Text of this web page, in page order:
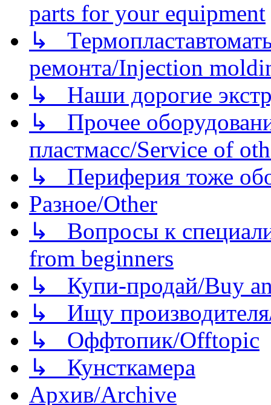
parts for your equipment
↳
ремонта/Injection
↳ Наши дорогие
↳ Прочее
пластмасс/Service of
↳ Периферия тоже
Разное/Other
↳ Вопросы к
from beginners
↳ Купи-продай/Buy
↳ Ищу
↳ Оффтопик/Offtopic
↳ Кунсткамера
Архив/Archive